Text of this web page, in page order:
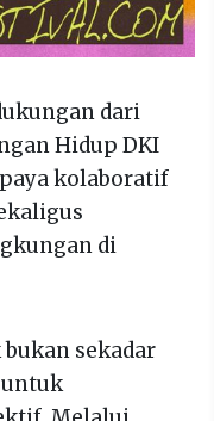
dari
Hidup DKI
kolaboratif
di
sekadar